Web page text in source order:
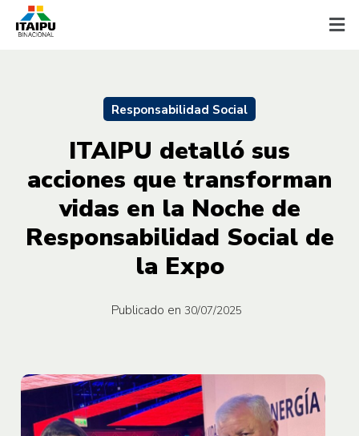
Responsabilidad Social
ITAIPU detalló sus
acciones que transforman
vidas en la Noche de
Responsabilidad Social de
la Expo
Publicado en 30/07/2025